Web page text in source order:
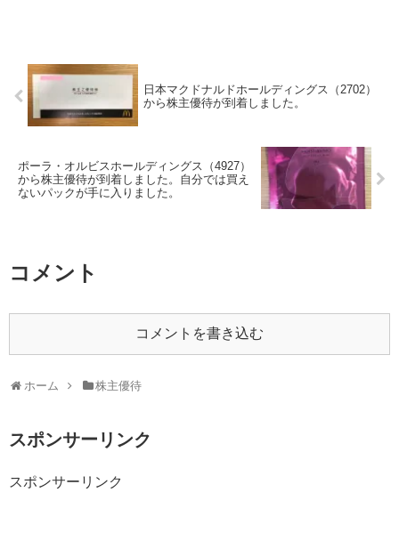
日本マクドナルドホールディングス（2702）
から株主優待が到着しました。
ポーラ・オルビスホールディングス（4927）
から株主優待が到着しました。自分では買え
ないパックが手に入りました。
コメント
コメントを書き込む
ホーム 株主優待
スポンサーリンク
スポンサーリンク